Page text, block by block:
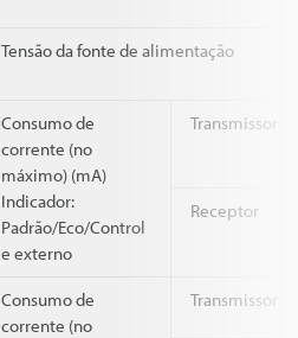
Tensão da fonte de alimentação
Consumo de
corrente (no
máximo) (mA)
Indicador:
Padrão/Eco/Control
e externo
Transmissor
Receptor
Consumo de
corrente (no
Transmissor